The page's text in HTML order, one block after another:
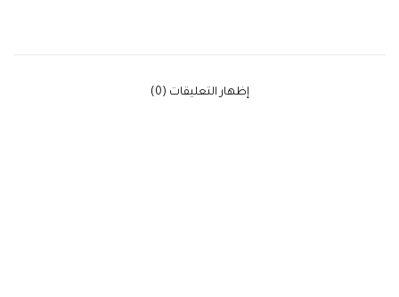
‫إظهار التعليقات (0)